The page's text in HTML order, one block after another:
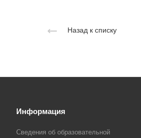
Назад к списку
Информация
Сведения об образовательной